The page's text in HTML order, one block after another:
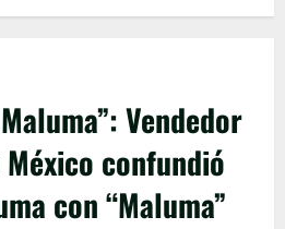
Vendedor
México confundió
con “Maluma”